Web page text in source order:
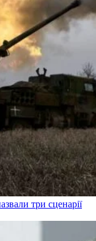
три сценарії